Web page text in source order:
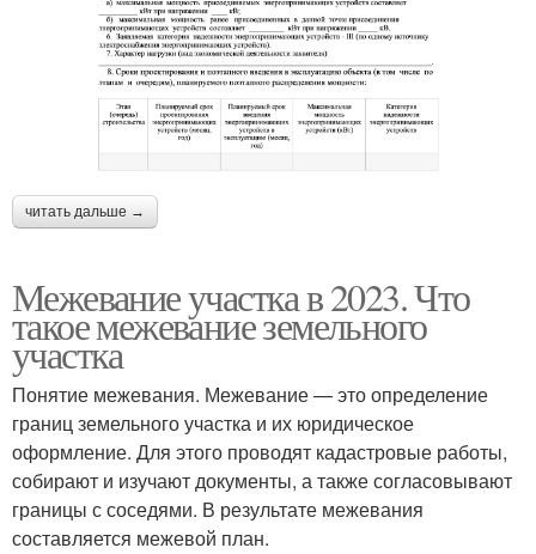
читать дальше →
Межевание участка в 2023. Что
такое межевание земельного
участка
Понятие межевания. Межевание — это определение
границ земельного участка и их юридическое
оформление. Для этого проводят кадастровые работы,
собирают и изучают документы, а также согласовывают
границы с соседями. В результате межевания
составляется межевой план.